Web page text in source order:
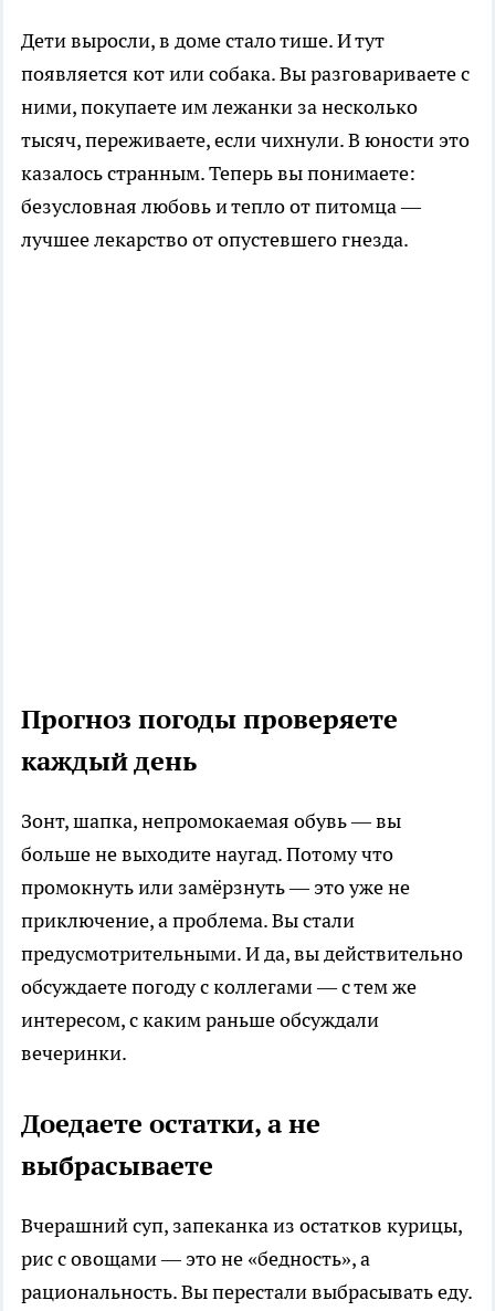
Дети выросли, в доме стало тише. И тут
появляется кот или собака. Вы разговариваете с
ними, покупаете им лежанки за несколько
тысяч, переживаете, если чихнули. В юности это
казалось странным. Теперь вы понимаете:
безусловная любовь и тепло от питомца —
лучшее лекарство от опустевшего гнезда.
Прогноз погоды проверяете
каждый день
Зонт, шапка, непромокаемая обувь — вы
больше не выходите наугад. Потому что
промокнуть или замёрзнуть — это уже не
приключение, а проблема. Вы стали
предусмотрительными. И да, вы действительно
обсуждаете погоду с коллегами — с тем же
интересом, с каким раньше обсуждали
вечеринки.
Доедаете остатки, а не
выбрасываете
Вчерашний суп, запеканка из остатков курицы,
рис с овощами — это не «бедность», а
рациональность. Вы перестали выбрасывать еду.